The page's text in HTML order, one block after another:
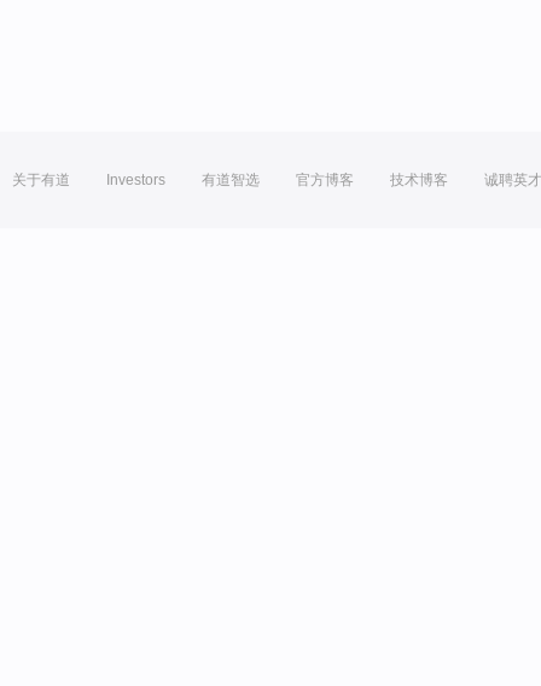
关于有道 Investors 有道智选 官方博客 技术博客 诚聘英才